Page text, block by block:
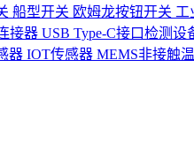
船型开关 欧姆龙按钮开关 工
接器 USB Type-C接口检测设
器 IOT传感器 MEMS非接触